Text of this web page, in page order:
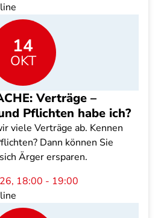
14
OKT
Verträge –
Pflichten habe ich?
viele Verträge ab. Kennen
Dann können Sie
Ärger ersparen.
18:00 - 19:00